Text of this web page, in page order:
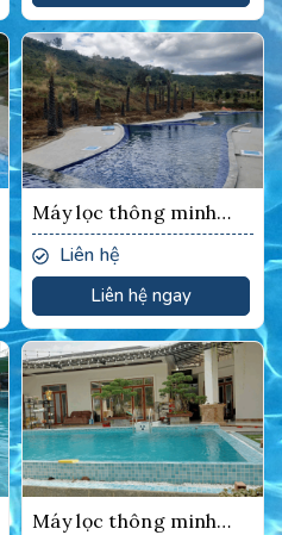
Máy lọc thông minh
XO3Liên hệ
Liên hệ ngay
Máy lọc thông minh